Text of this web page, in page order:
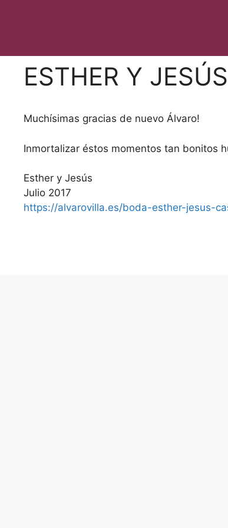
ESTHER Y JESÚS
Muchísimas gracias de nuevo Álvaro!
Inmortalizar éstos momentos tan bonitos
Esther y Jesús
Julio 2017
https://alvarovilla.es/boda-esther-jesus-